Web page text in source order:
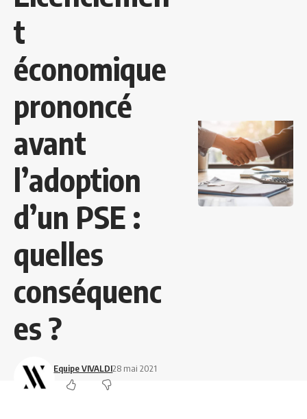
t
économique
prononcé
avant
l’adoption
d’un PSE :
quelles
conséquenc
es ?
Equipe VIVALDI28 mai 2021